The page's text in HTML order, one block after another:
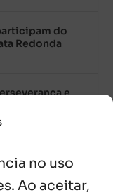
no uso
Ao aceitar,
do
Redonda
e